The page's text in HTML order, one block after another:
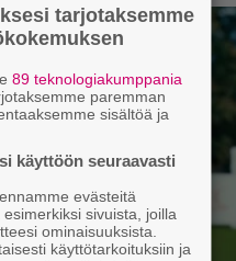
tarjotaksemme
89 teknologiakumppania
paremman
sisältöä ja
käyttöön seuraavasti
evästeitä
sivuista, joilla
ominaisuuksista.
käyttötarkoituksiin ja